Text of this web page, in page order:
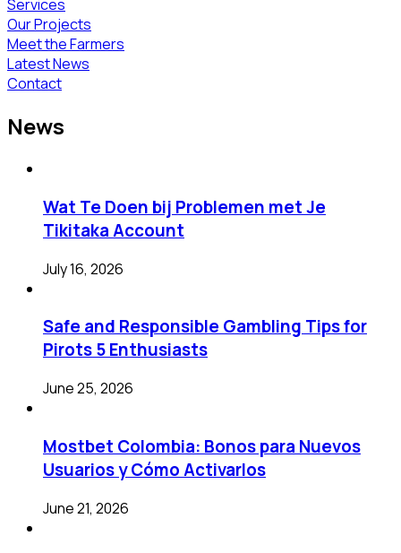
Services
Our Projects
Meet the Farmers
Latest News
Contact
News
Wat Te Doen bij Problemen met Je
Tikitaka Account
July 16, 2026
Safe and Responsible Gambling Tips for
Pirots 5 Enthusiasts
June 25, 2026
Mostbet Colombia: Bonos para Nuevos
Usuarios y Cómo Activarlos
June 21, 2026